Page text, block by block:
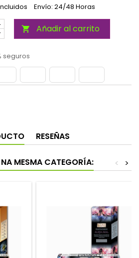
Envío: 24/48 Horas
 Añadir al carrito
seguros
RESEÑAS
MESMA CATEGORÍA: >
<